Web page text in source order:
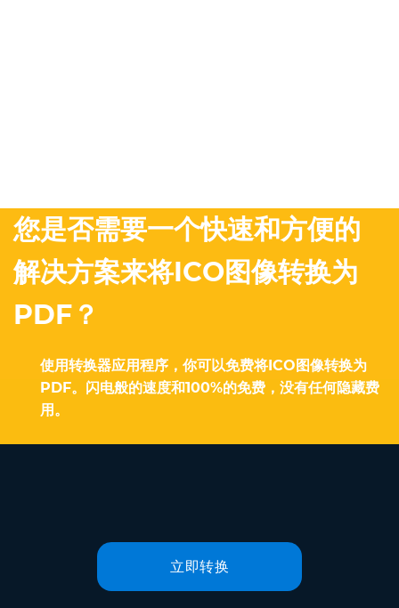
您是否需要一个快速和方便的
解决方案来将ICO图像转换为
PDF？
使用转换器应用程序，你可以免费将ICO图像转换为
PDF。闪电般的速度和100%的免费，没有任何隐藏费
用。
立即转换